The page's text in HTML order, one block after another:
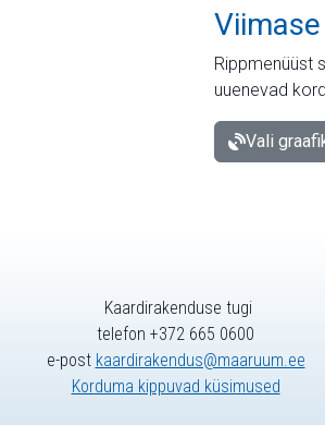
Rippmenüüst
uuenevad
Vali
Kaardirakenduse tugi
telefon +372 665 0600
e-post kaardirakendus@maaruum.ee
Korduma kippuvad küsimused